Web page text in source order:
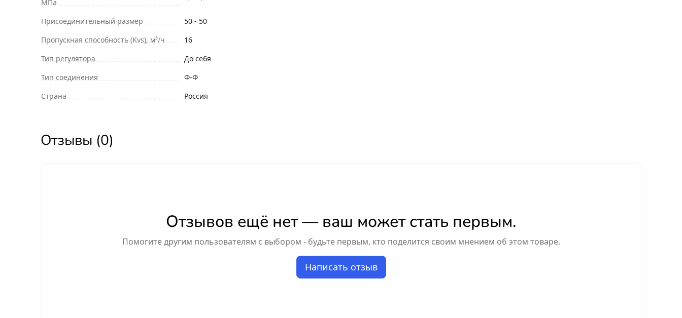
МПа
Присоединительный размер
50 - 50
Пропускная способность (Kvs), м³/ч
16
Тип регулятора
До себя
Тип соединения
Ф-Ф
Страна
Россия
Отзывы (0)
Отзывов ещё нет — ваш может стать первым.
Помогите другим пользователям с выбором - будьте первым, кто поделится своим мнением об этом товаре.
Написать отзыв